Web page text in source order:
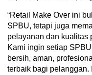
“Retail Make Over ini
SPBU, tetapi juga
pelayanan dan kualitas
Kami ingin setiap
bersih, aman,
terbaik bagi pelanggan.